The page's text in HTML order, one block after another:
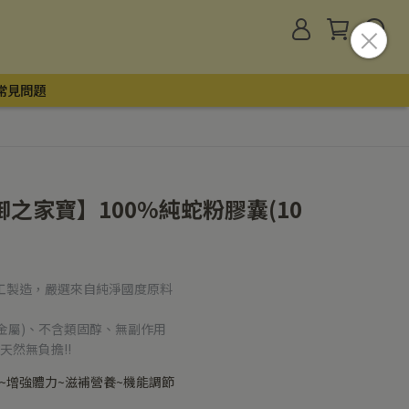
見問題
之家寶】100%純蛇粉膠囊(10
製造，嚴選來自純淨國度原料
屬)、不含類固醇、無副作用
然無負擔!!
增強體力~滋補營養~機能調節